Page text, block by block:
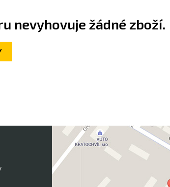
nevyhovuje žádné zboží.